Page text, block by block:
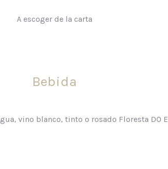
A escoger de la carta
Bebida
vino blanco, tinto o rosado Floresta DO